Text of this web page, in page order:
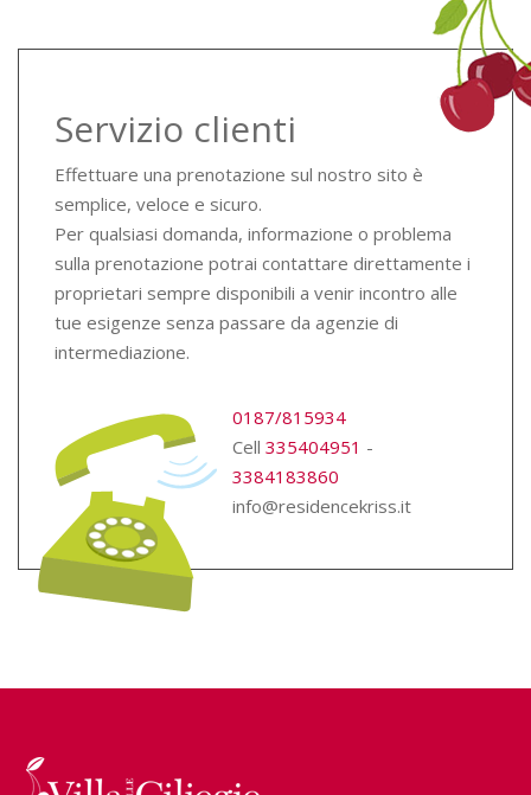
Servizio clienti
Effettuare una prenotazione sul nostro sito è
semplice, veloce e sicuro.
Per qualsiasi domanda, informazione o problema
sulla prenotazione potrai contattare direttamente i
proprietari sempre disponibili a venir incontro alle
tue esigenze senza passare da agenzie di
intermediazione.
0187/815934
Cell 335404951 -
3384183860
info@residencekriss.it